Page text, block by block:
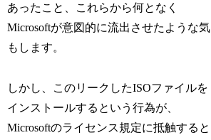
あったこと、これらから何となく
Microsoftが意図的に流出させたような気
もします。
しかし、このリークしたISOファイルを
インストールするという行為が、
Microsoftのライセンス規定に抵触すると